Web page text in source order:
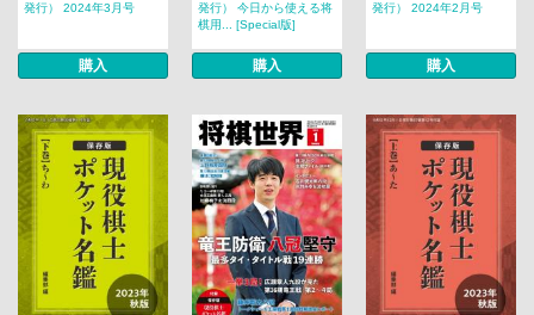
発行） 2024年3月号
購入
発行） 今日から使える将
棋用... [Special版]
購入
発行） 2024年2月号
購入